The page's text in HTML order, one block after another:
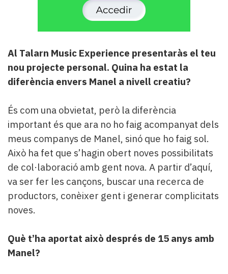
Al Talarn Music Experience presentaràs el teu
nou projecte personal. Quina ha estat la
diferència envers Manel a nivell creatiu?
És com una obvietat, però la diferència
important és que ara no ho faig acompanyat dels
meus companys de Manel, sinó que ho faig sol.
Això ha fet que s’hagin obert noves possibilitats
de col·laboració amb gent nova. A partir d’aquí,
va ser fer les cançons, buscar una recerca de
productors, conèixer gent i generar complicitats
noves.
Què t’ha aportat això després de 15 anys amb
Manel?